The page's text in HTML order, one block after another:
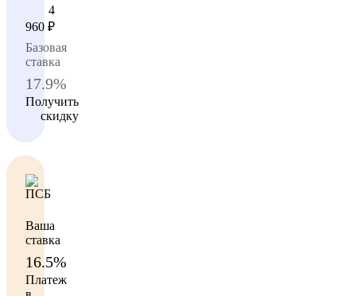
4
960 ₽
Базовая
ставка
17.9%
Получить
скидку
Ваша
ставка
16.5%
Платеж